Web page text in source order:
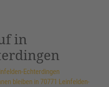
in
Echterdingen
bleiben in 70771 Leinfelden-